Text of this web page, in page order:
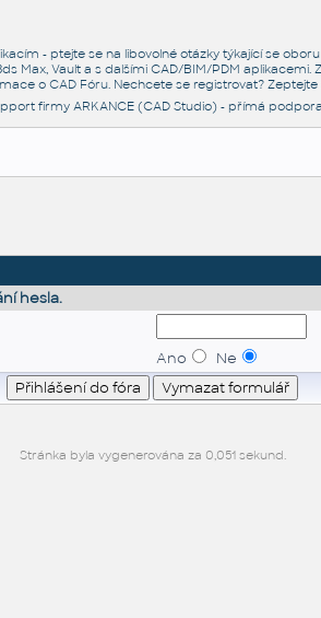
- ptejte se na libovolné otázky týkající se
Max, Vault a s dalšími CAD/BIM/PDM
o CAD Fóru. Nechcete se registrovat? Zeptejte
firmy ARKANCE (CAD Studio) - přímá
hesla.
Ano Ne
Stránka byla vygenerována za 0,051 sekund.